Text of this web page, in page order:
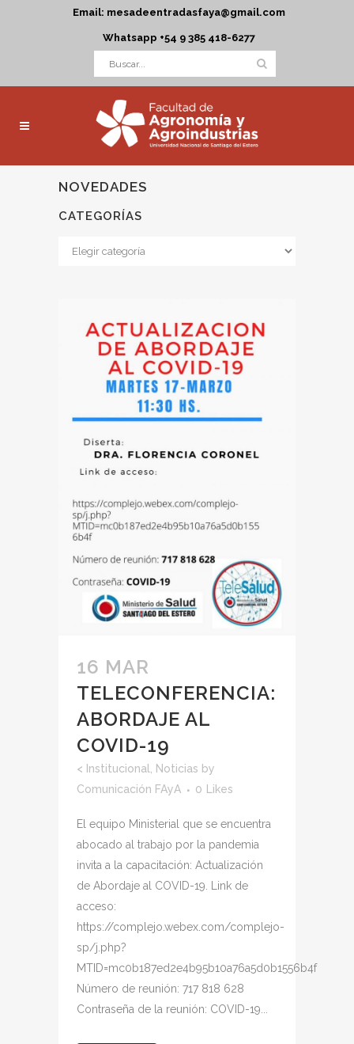
Email: mesadeentradasfaya@gmail.com
Whatsapp +54 9 385 418-6277
NOVEDADES
CATEGORÍAS
Categorías
16 MAR
TELECONFERENCIA:
ABORDAJE AL
COVID-19
< Institucional Noticias by
Comunicación FAyA
0 Likes
El equipo Ministerial que se encuentra
abocado al trabajo por la pandemia
invita a la capacitación: Actualización
de Abordaje al COVID-19. Link de
acceso:
https://complejo.webex.com/complejo-
sp/j.php?
MTID=mc0b187ed2e4b95b10a76a5d0b1556b4f
Número de reunión: 717 818 628
Contraseña de la reunión: COVID-19...